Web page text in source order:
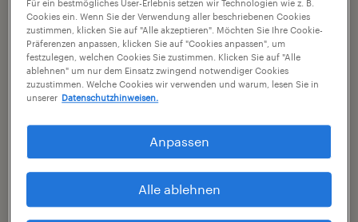
Für ein bestmögliches User-Erlebnis setzen wir Technologien wie z. B.
Cookies ein. Wenn Sie der Verwendung aller beschriebenen Cookies
zustimmen, klicken Sie auf "Alle akzeptieren". Möchten Sie Ihre Cookie-
Präferenzen anpassen, klicken Sie auf "Cookies anpassen", um
festzulegen, welchen Cookies Sie zustimmen. Klicken Sie auf "Alle
ablehnen" um nur dem Einsatz zwingend notwendiger Cookies
zuzustimmen. Welche Cookies wir verwenden und warum, lesen Sie in
unserer Datenschutzhinweisen.
Anpassen
Alle ablehnen